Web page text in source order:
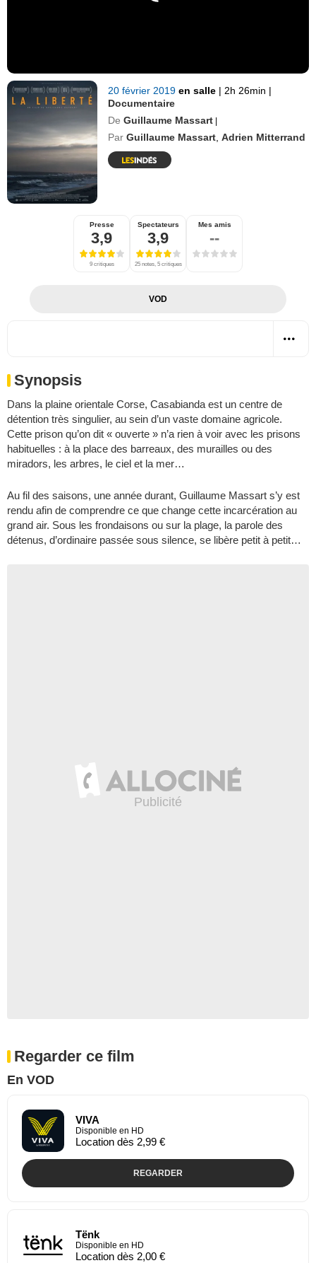
20 février 2019en salle | 2h 26min |
Documentaire
De Guillaume Massart |
Par Guillaume Massart ,Adrien Mitterrand
Presse
3,9
9 critiques
Spectateurs
3,9
25 notes, 5 critiques
Mes amis
--
VOD
Synopsis
Dans la plaine orientale Corse, Casabianda est un centre de
détention très singulier, au sein d’un vaste domaine agricole.
Cette prison qu’on dit « ouverte » n’a rien à voir avec les prisons
habituelles : à la place des barreaux, des murailles ou des
miradors, les arbres, le ciel et la mer…
Au fil des saisons, une année durant, Guillaume Massart s’y est
rendu afin de comprendre ce que change cette incarcération au
grand air. Sous les frondaisons ou sur la plage, la parole des
détenus, d’ordinaire passée sous silence, se libère petit à petit…
Regarder ce film
En VOD
VIVA
Disponible en HD
Location dès 2,99 €
REGARDER
Tënk
Disponible en HD
Location dès 2,00 €